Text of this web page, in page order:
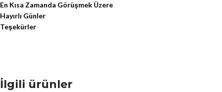
En Kısa Zamanda Görüşmek Üzere
Hayırlı Günler
Teşekürler
İlgili ürünler